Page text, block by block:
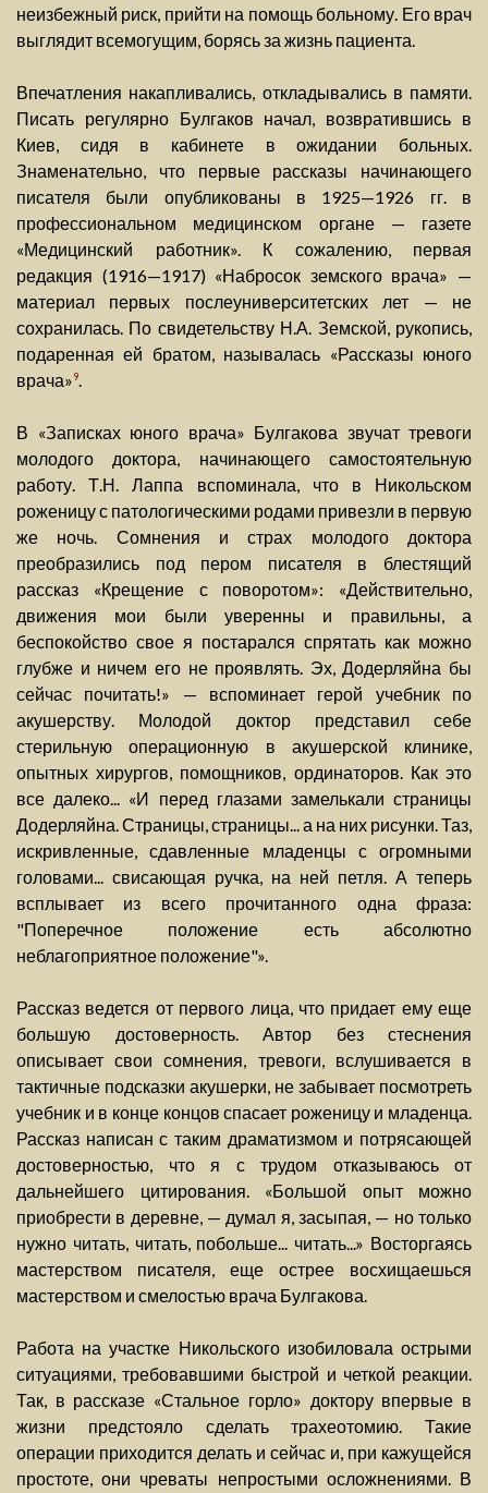
неизбежный риск, прийти на помощь больному. Его врач
выглядит всемогущим, борясь за жизнь пациента.
Впечатления накапливались, откладывались в памяти.
Писать регулярно Булгаков начал, возвратившись в
Киев, сидя в кабинете в ожидании больных.
Знаменательно, что первые рассказы начинающего
писателя были опубликованы в 1925—1926 гг. в
профессиональном медицинском органе — газете
«Медицинский работник». К сожалению, первая
редакция (1916—1917) «Набросок земского врача» —
материал первых послеуниверситетских лет — не
сохранилась. По свидетельству Н.А. Земской, рукопись,
подаренная ей братом, называлась «Рассказы юного
врача»9.
В «Записках юного врача» Булгакова звучат тревоги
молодого доктора, начинающего самостоятельную
работу. Т.Н. Лаппа вспоминала, что в Никольском
роженицу с патологическими родами привезли в первую
же ночь. Сомнения и страх молодого доктора
преобразились под пером писателя в блестящий
рассказ «Крещение с поворотом»: «Действительно,
движения мои были уверенны и правильны, а
беспокойство свое я постарался спрятать как можно
глубже и ничем его не проявлять. Эх, Додерляйна бы
сейчас почитать!» — вспоминает герой учебник по
акушерству. Молодой доктор представил себе
стерильную операционную в акушерской клинике,
опытных хирургов, помощников, ординаторов. Как это
все далеко... «И перед глазами замелькали страницы
Додерляйна. Страницы, страницы... а на них рисунки. Таз,
искривленные, сдавленные младенцы с огромными
головами... свисающая ручка, на ней петля. А теперь
всплывает из всего прочитанного одна фраза:
"Поперечное положение есть абсолютно
неблагоприятное положение"».
Рассказ ведется от первого лица, что придает ему еще
большую достоверность. Автор без стеснения
описывает свои сомнения, тревоги, вслушивается в
тактичные подсказки акушерки, не забывает посмотреть
учебник и в конце концов спасает роженицу и младенца.
Рассказ написан с таким драматизмом и потрясающей
достоверностью, что я с трудом отказываюсь от
дальнейшего цитирования. «Большой опыт можно
приобрести в деревне, — думал я, засыпая, — но только
нужно читать, читать, побольше... читать...» Восторгаясь
мастерством писателя, еще острее восхищаешься
мастерством и смелостью врача Булгакова.
Работа на участке Никольского изобиловала острыми
ситуациями, требовавшими быстрой и четкой реакции.
Так, в рассказе «Стальное горло» доктору впервые в
жизни предстояло сделать трахеотомию. Такие
операции приходится делать и сейчас и, при кажущейся
простоте, они чреваты непростыми осложнениями. В